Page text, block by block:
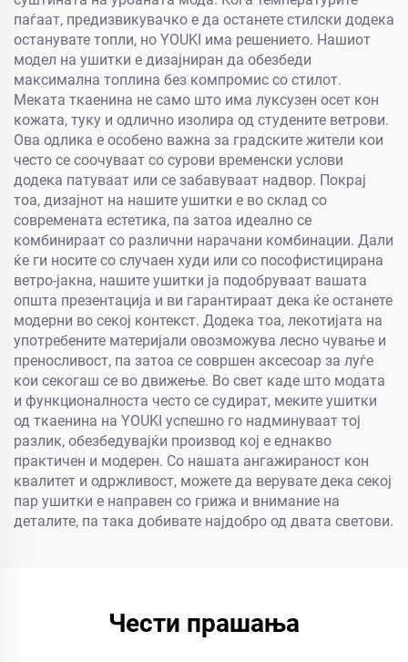
паѓаат, предизвикувачко е да останете стилски додека
останувате топли, но YOUKI има решението. Нашиот
модел на ушитки е дизајниран да обезбеди
максимална топлина без компромис со стилот.
Меката ткаенина не само што има луксузен осет кон
кожата, туку и одлично изолира од студените ветрови.
Ова одлика е особено важна за градските жители кои
често се соочуваат со сурови временски услови
додека патуваат или се забавуваат надвор. Покрај
тоа, дизајнот на нашите ушитки е во склад со
современата естетика, па затоа идеално се
комбинираат со различни нарачани комбинации. Дали
ќе ги носите со случаен худи или со пософистицирана
ветро-јакна, нашите ушитки ја подобруваат вашата
општа презентација и ви гарантираат дека ќе останете
модерни во секој контекст. Додека тоа, лекотијата на
употребените материјали овозможува лесно чување и
преносливост, па затоа се совршен аксесоар за луѓе
кои секогаш се во движење. Во свет каде што модата
и функционалноста често се судират, меките ушитки
од ткаенина на YOUKI успешно го надминуваат тој
разлик, обезбедувајќи производ кој е еднакво
практичен и модерен. Со нашата ангажираност кон
квалитет и одржливост, можете да верувате дека секој
пар ушитки е направен со грижа и внимание на
деталите, па така добивате најдобро од двата светови.
Чести прашања